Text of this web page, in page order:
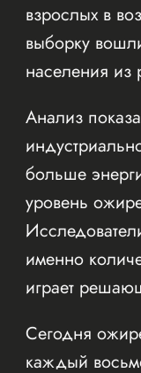
взрослых в
выборку
населения из
Анализ
больше
уровень
именно
играет
Сегодня
каждый